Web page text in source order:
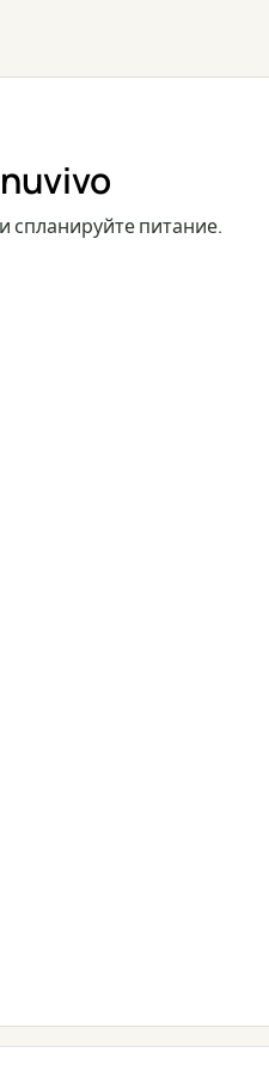
спланируйте питание.